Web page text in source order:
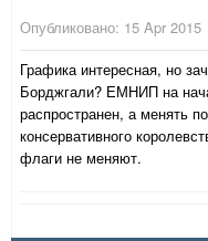
Опубликовано: 15 Apr 2015
Графика интересная, но
Борджгали? ЕМНИП на
распространен, а менять
консервативного
флаги не меняют.